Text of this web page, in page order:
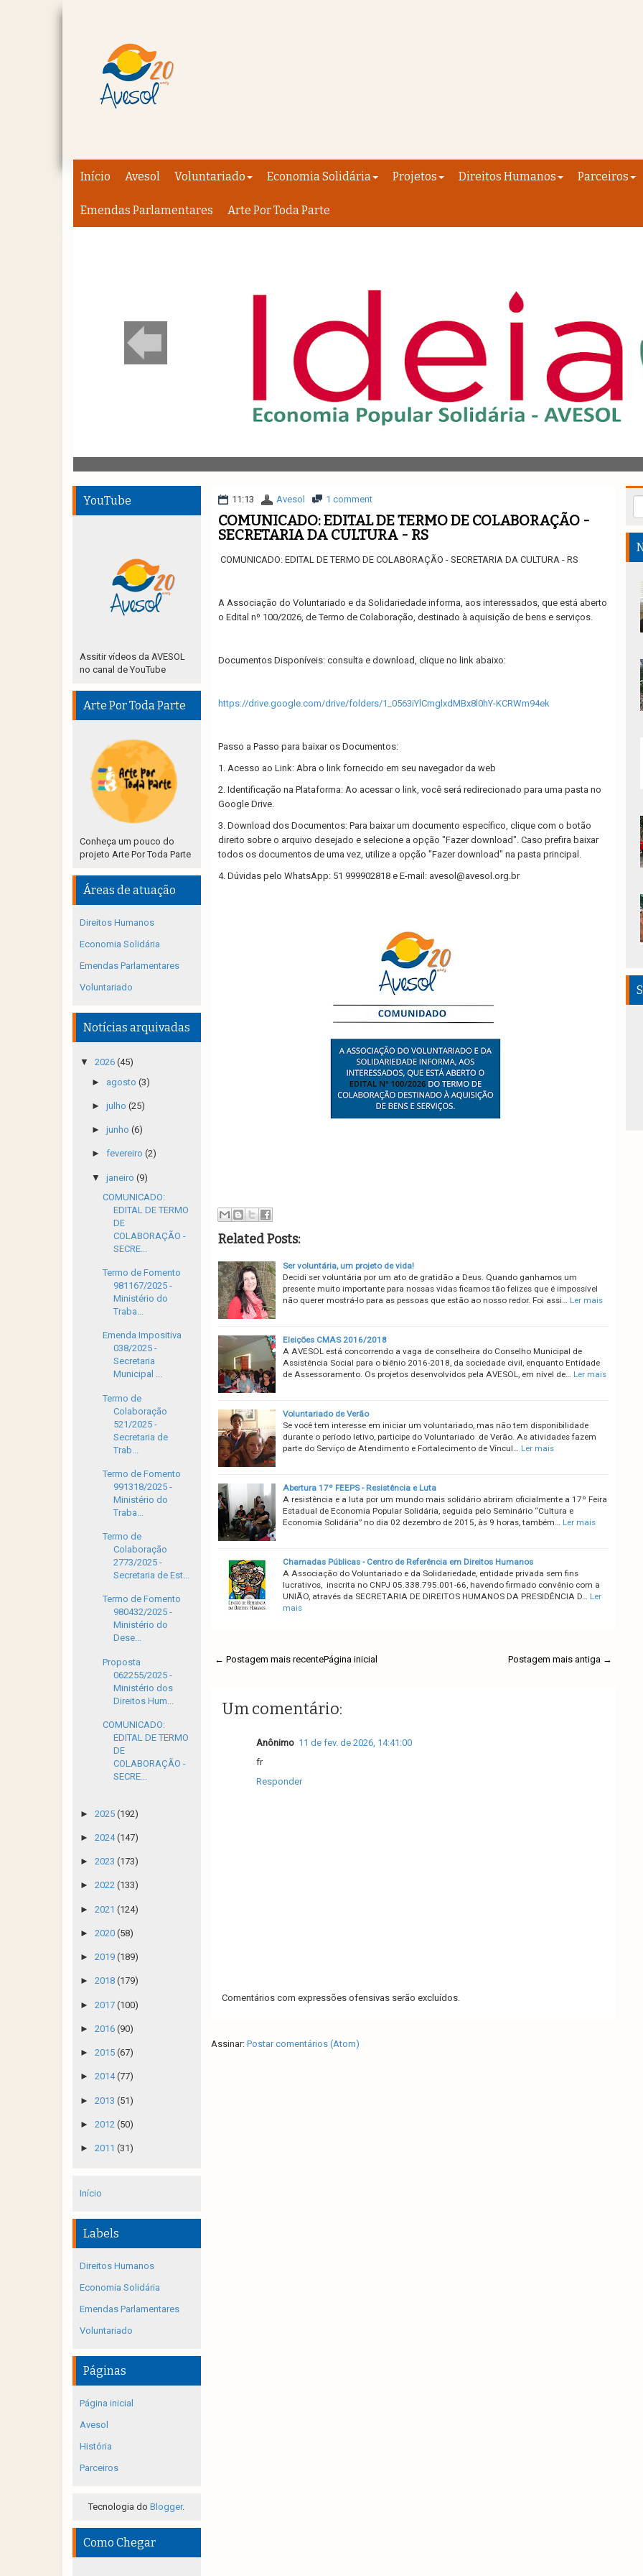
Início Avesol Voluntariado Economia Solidária Projetos Direitos Humanos Parceiros
Emendas Parlamentares Arte Por Toda Parte
11:13 Avesol 1 comment
COMUNICADO: EDITAL DE TERMO DE COLABORAÇÃO -
SECRETARIA DA CULTURA - RS
COMUNICADO: EDITAL DE TERMO DE COLABORAÇÃO - SECRETARIA DA CULTURA - RS
A Associação do Voluntariado e da Solidariedade informa, aos interessados, que está aberto
o Edital nº 100/2026, de Termo de Colaboração, destinado à aquisição de bens e serviços.
Documentos Disponíveis: consulta e download, clique no link abaixo:
https://drive.google.com/drive/folders/1_0563iYlCmglxdMBx8l0hY-KCRWm94ek
Passo a Passo para baixar os Documentos:
1. Acesso ao Link: Abra o link fornecido em seu navegador da web
2. Identificação na Plataforma: Ao acessar o link, você será redirecionado para uma pasta no
Google Drive.
3. Download dos Documentos: Para baixar um documento específico, clique com o botão
direito sobre o arquivo desejado e selecione a opção "Fazer download". Caso prefira baixar
todos os documentos de uma vez, utilize a opção "Fazer download" na pasta principal.
4. Dúvidas pelo WhatsApp: 51 999902818 e E-mail: avesol@avesol.org.br
Related Posts:
Ser voluntária, um projeto de vida!
Decidi ser voluntária por um ato de gratidão a Deus. Quando ganhamos um
presente muito importante para nossas vidas ficamos tão felizes que é impossível
não querer mostrá-lo para as pessoas que estão ao nosso redor. Foi assi…
Ler mais
Eleições CMAS 2016/2018
A AVESOL está concorrendo a vaga de conselheira do Conselho Municipal de
Assistência Social para o biênio 2016-2018, da sociedade civil, enquanto Entidade
de Assessoramento. Os projetos desenvolvidos pela AVESOL, em nível de…
Ler mais
Voluntariado de Verão
Se você tem interesse em iniciar um voluntariado, mas não tem disponibilidade
durante o período letivo, participe do Voluntariado de Verão. As atividades fazem
parte do Serviço de Atendimento e Fortalecimento de Víncul…
Ler mais
Abertura 17º FEEPS - Resistência e Luta
A resistência e a luta por um mundo mais solidário abriram oficialmente a 17º Feira
Estadual de Economia Popular Solidária, seguida pelo Seminário “Cultura e
Economia Solidária” no dia 02 dezembro de 2015, às 9 horas, também…
Ler mais
Chamadas Públicas - Centro de Referência em Direitos Humanos
A Associação do Voluntariado e da Solidariedade, entidade privada sem fins
lucrativos, inscrita no CNPJ 05.338.795.001-66, havendo firmado convênio com a
UNIÃO, através da SECRETARIA DE DIREITOS HUMANOS DA PRESIDÊNCIA D…
Ler
mais
← Postagem mais recente Postagem mais antiga →
Página inicial
Um comentário:
Anônimo 11 de fev. de 2026, 14:41:00
fr
Responder
Comentários com expressões ofensivas serão excluídos.
Assinar: Postar comentários (Atom)
YouTube
Assitir vídeos da AVESOL
no canal de YouTube
Arte Por Toda Parte
Conheça um pouco do
projeto Arte Por Toda Parte
Áreas de atuação
Direitos Humanos
Economia Solidária
Emendas Parlamentares
Voluntariado
Notícias arquivadas
▼ 2026 (45)
► agosto (3)
► julho (25)
► junho (6)
► fevereiro (2)
▼ janeiro (9)
COMUNICADO:
EDITAL DE TERMO
DE
COLABORAÇÃO -
SECRE...
Termo de Fomento
981167/2025 -
Ministério do
Traba...
Emenda Impositiva
038/2025 -
Secretaria
Municipal ...
Termo de
Colaboração
521/2025 -
Secretaria de
Trab...
Termo de Fomento
991318/2025 -
Ministério do
Traba...
Termo de
Colaboração
2773/2025 -
Secretaria de Est...
Termo de Fomento
980432/2025 -
Ministério do
Dese...
Proposta
062255/2025 -
Ministério dos
Direitos Hum...
COMUNICADO:
EDITAL DE TERMO
DE
COLABORAÇÃO -
SECRE...
► 2025 (192)
► 2024(147)
► 2023 (173)
► 2022 (133)
► 2021 (124)
► 2020 (58)
► 2019 (189)
► 2018 (179)
► 2017 (100)
► 2016 (90)
► 2015 (67)
► 2014(77)
► 2013 (51)
► 2012 (50)
► 2011 (31)
Início
Labels
Direitos Humanos
Economia Solidária
Emendas Parlamentares
Voluntariado
Páginas
Página inicial
Avesol
História
Parceiros
Tecnologia doBlogger.
Como Chegar